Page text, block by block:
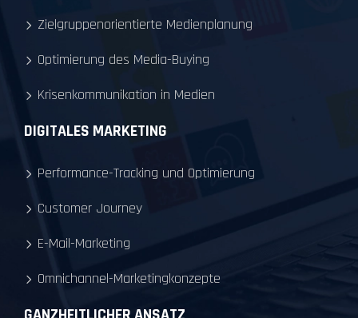
Zielgruppenorientierte Medienplanung
Optimierung des Media-Buying
Krisenkommunikation in Medien
DIGITALES MARKETING
Performance-Tracking und Optimierung
Customer Journey
E-Mail-Marketing
Omnichannel-Marketingkonzepte